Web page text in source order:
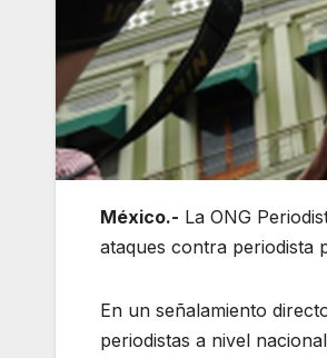
México.- La ONG
ataques contra periodista
En un señalamiento
periodistas a nivel